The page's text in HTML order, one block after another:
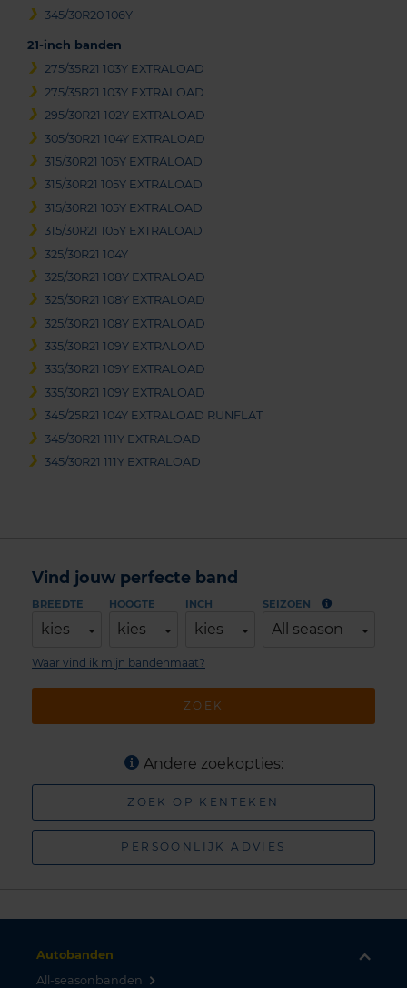
345/30R20 106Y
21-inch banden
275/35R21 103Y EXTRALOAD
275/35R21 103Y EXTRALOAD
295/30R21 102Y EXTRALOAD
305/30R21 104Y EXTRALOAD
315/30R21 105Y EXTRALOAD
315/30R21 105Y EXTRALOAD
315/30R21 105Y EXTRALOAD
315/30R21 105Y EXTRALOAD
325/30R21 104Y
325/30R21 108Y EXTRALOAD
325/30R21 108Y EXTRALOAD
325/30R21 108Y EXTRALOAD
335/30R21 109Y EXTRALOAD
335/30R21 109Y EXTRALOAD
335/30R21 109Y EXTRALOAD
345/25R21 104Y EXTRALOAD RUNFLAT
345/30R21 111Y EXTRALOAD
345/30R21 111Y EXTRALOAD
Vind jouw perfecte band
BREEDTE
kies
HOOGTE
kies
INCH
kies
SEIZOEN
All season
ZOEK
Waar vind ik mijn bandenmaat?
Andere zoekopties:
ZOEK OP KENTEKEN
PERSOONLIJK ADVIES
Autobanden
All-seasonbanden